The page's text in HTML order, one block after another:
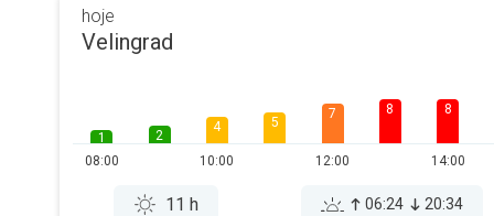
hoje
Velingrad
1
08:00
2
4
10:00
5
7
12:00
8 8
14:00
11 h 06:24 20:34